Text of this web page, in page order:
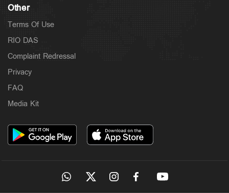
Other
Terms Of Use
RIO DAS
Complaint Redressal
Privacy
FAQ
Media Kit